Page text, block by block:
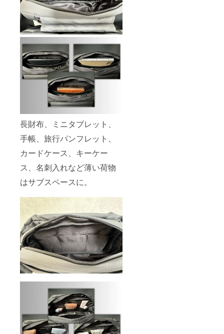
長財布、ミニタブレット、
手帳、旅行パンフレット、
カードケース、キーケー
ス、名刺入れなど薄い荷物
はサブスペースに。